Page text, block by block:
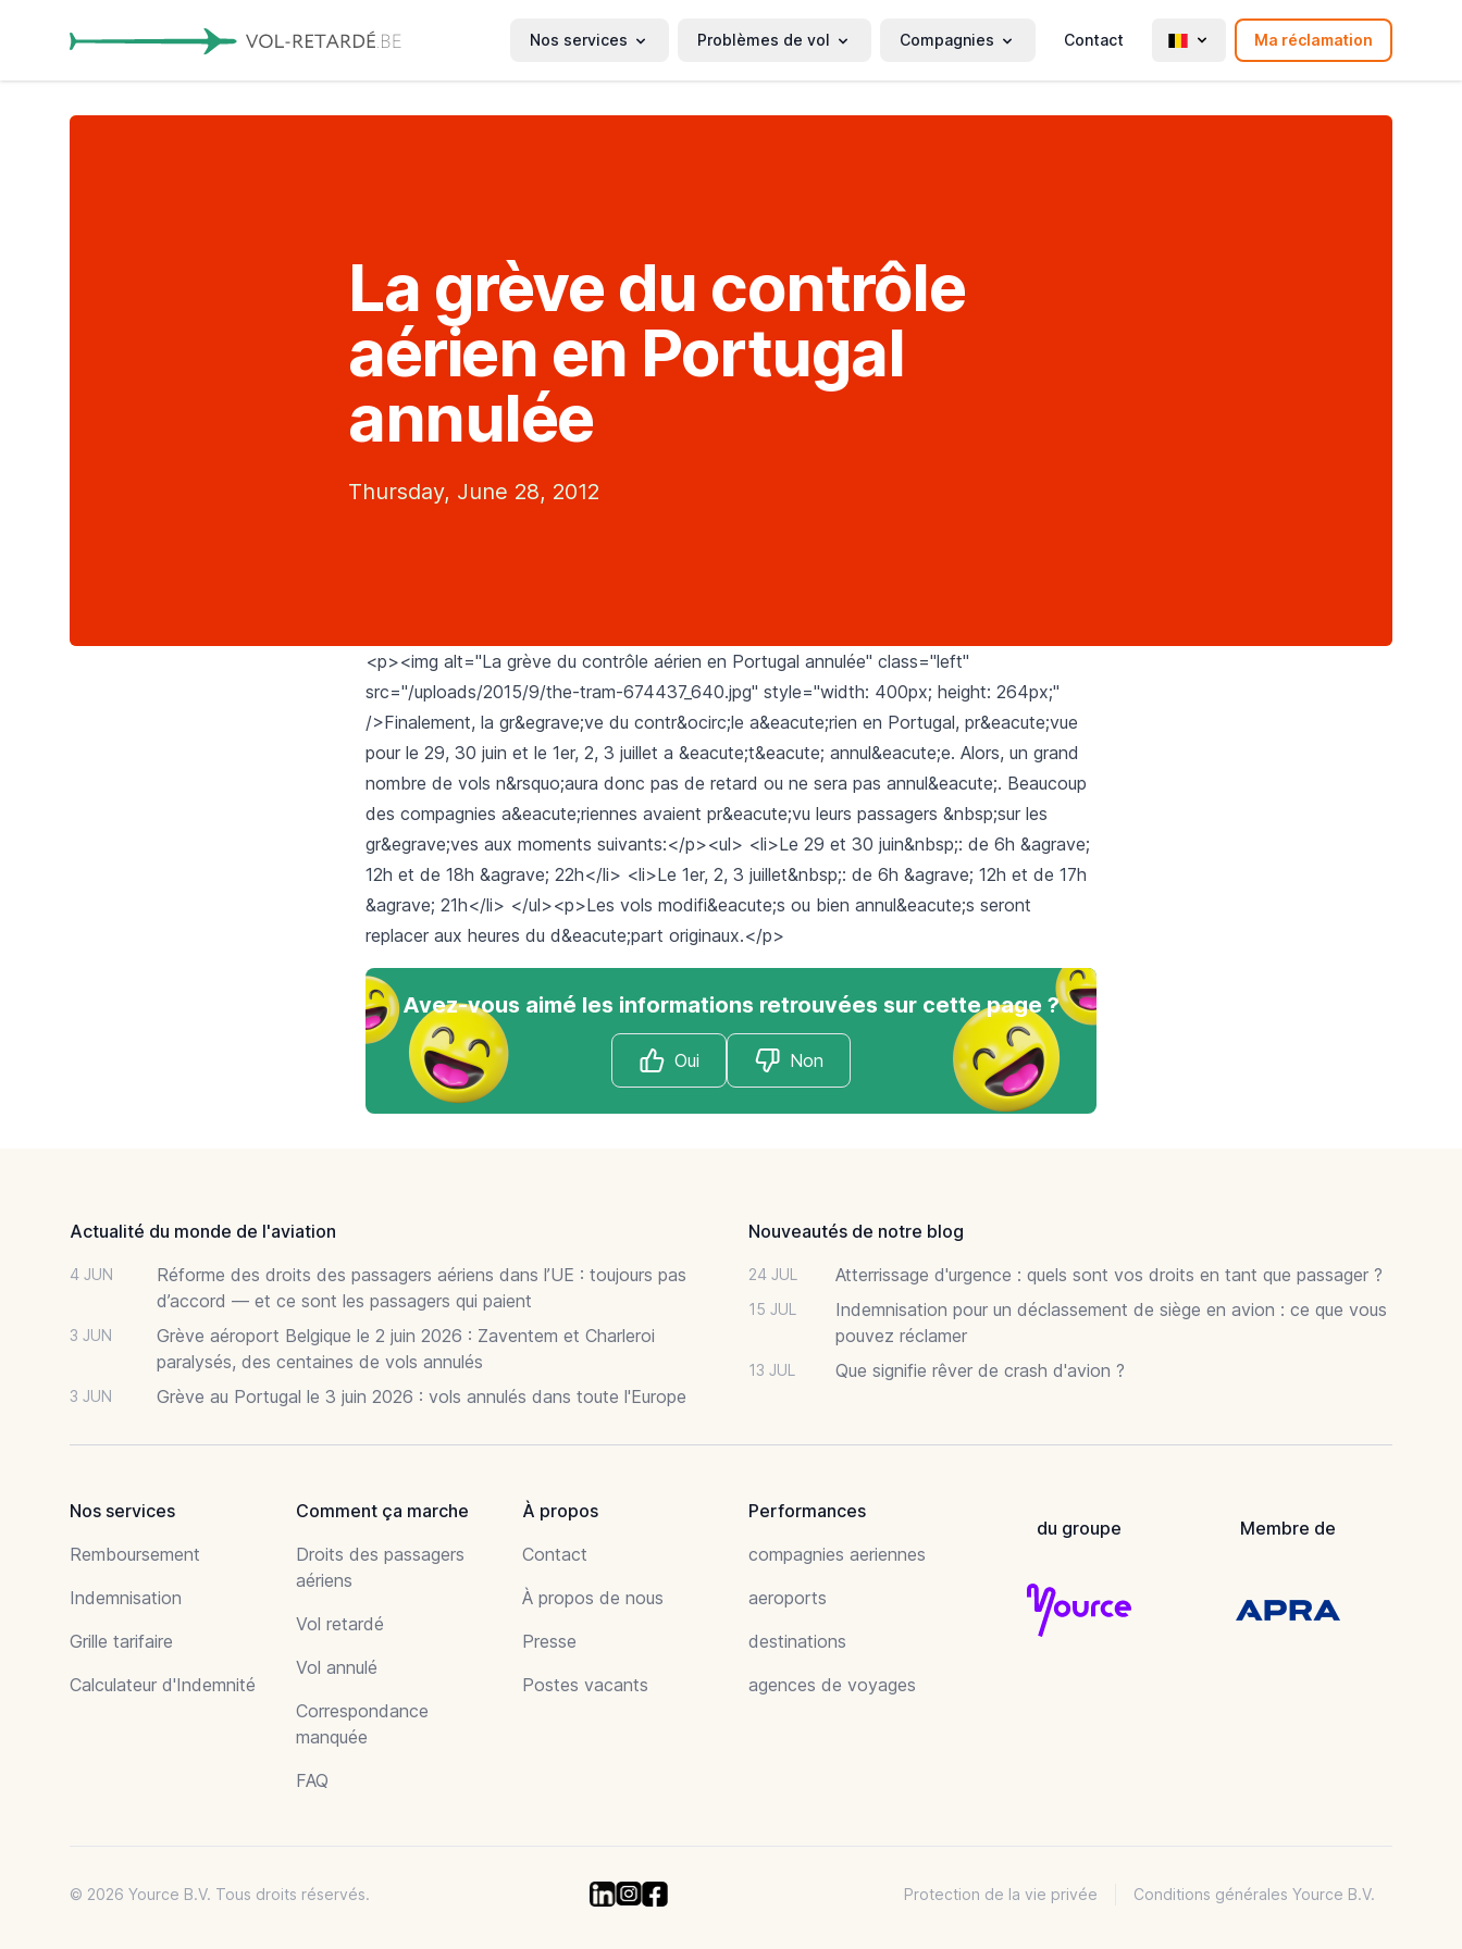
Nos services Problèmes de vol Compagnies Contact Ma réclamation
La grève du contrôle
aérien en Portugal
annulée
Thursday, June 28, 2012
<p><img alt="La grève du contrôle aérien en Portugal annulée" class="left"
src="/uploads/2015/9/the-tram-674437_640.jpg" style="width: 400px; height: 264px;"
/>Finalement, la gr&egrave;ve du contr&ocirc;le a&eacute;rien en Portugal, pr&eacute;vue
pour le 29, 30 juin et le 1er, 2, 3 juillet a &eacute;t&eacute; annul&eacute;e. Alors, un grand
nombre de vols n&rsquo;aura donc pas de retard ou ne sera pas annul&eacute;. Beaucoup
des compagnies a&eacute;riennes avaient pr&eacute;vu leurs passagers &nbsp;sur les
gr&egrave;ves aux moments suivants:</p><ul> <li>Le 29 et 30 juin&nbsp;: de 6h &agrave;
12h et de 18h &agrave; 22h</li> <li>Le 1er, 2, 3 juillet&nbsp;: de 6h &agrave; 12h et de 17h
&agrave; 21h</li> </ul><p>Les vols modifi&eacute;s ou bien annul&eacute;s seront
replacer aux heures du d&eacute;part originaux.</p>
Avez-vous aimé les informations retrouvées sur cette page ?
Oui Non
Actualité du monde de l'aviation
4 JUN
Réforme des droits des passagers aériens dans l’UE : toujours pas
d’accord — et ce sont les passagers qui paient
3 JUN
Grève aéroport Belgique le 2 juin 2026 : Zaventem et Charleroi
paralysés, des centaines de vols annulés
3 JUN Grève au Portugal le 3 juin 2026 : vols annulés dans toute l'Europe
Nouveautés de notre blog
24 JUL Atterrissage d'urgence : quels sont vos droits en tant que passager ?
15 JUL
Indemnisation pour un déclassement de siège en avion : ce que vous
pouvez réclamer
13 JUL Que signifie rêver de crash d'avion ?
Nos services
Remboursement
Indemnisation
Grille tarifaire
Calculateur d'Indemnité
Comment ça marche
Droits des passagers
aériens
Vol retardé
Vol annulé
Correspondance
manquée
FAQ
À propos
Contact
À propos de nous
Presse
Postes vacants
Performances
compagnies aeriennes
aeroports
destinations
agences de voyages
du groupe Membre de
© 2026 Yource B.V. Tous droits réservés. Protection de la vie privée Conditions générales Yource B.V.